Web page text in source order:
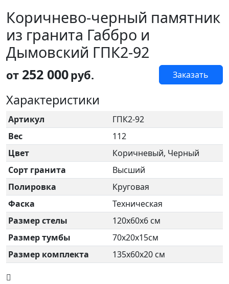
Коричнево-черный памятник
из гранита Габбро и
Дымовский ГПК2-92
от 252 000руб. Заказать
Характеристики
Артикул
ГПК2-92
Вес
112
Цвет
Коричневый, Черный
Сорт гранита
Высший
Полировка
Круговая
Фаска
Техническая
Размер стелы
120х60х6 см
Размер тумбы
70х20х15см
Размер комплекта
135х60х20 см